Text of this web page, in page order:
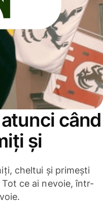
când
și
cheltui și primești
ce ai nevoie, într-